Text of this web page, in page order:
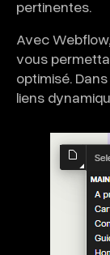
pertinentes.
Avec
vous
optimisé.
liens